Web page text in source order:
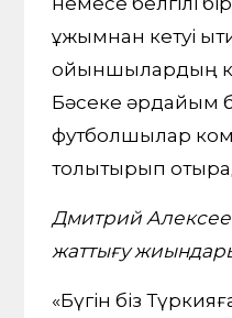
ұжымнан кетуі
ойыншылардың
Бәсеке әрдайым
футболшылар
толықтырып
Дмитрий
жаттығу
«Бүгін біз